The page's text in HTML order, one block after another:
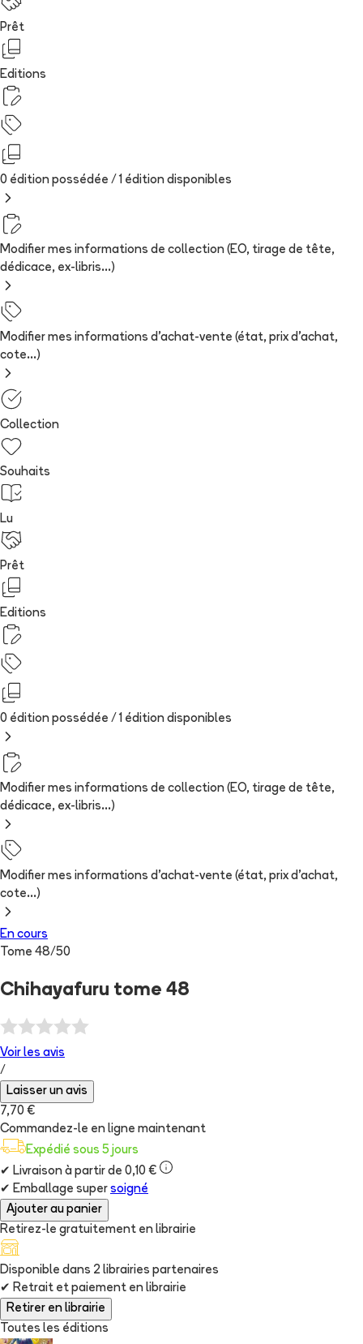
Prêt
Editions
0 édition possédée / 1 édition disponibles
Modifier mes informations de collection (EO, tirage de tête,
dédicace, ex-libris...)
Modifier mes informations d'achat-vente (état, prix d'achat,
cote...)
Collection
Souhaits
Lu
Prêt
Editions
0 édition possédée / 1 édition disponibles
Modifier mes informations de collection (EO, tirage de tête,
dédicace, ex-libris...)
Modifier mes informations d'achat-vente (état, prix d'achat,
cote...)
En cours
Tome 48/50
Chihayafuru tome 48
Voir les avis
/
Laisser un avis
7,70 €
Commandez-le en ligne maintenant
Expédié sous 5 jours
✔ Livraison à partir de 0,10 €
✔ Emballage super soigné
Ajouter au panier
Retirez-le gratuitement en librairie
Disponible dans 2 librairies partenaires
✔ Retrait et paiement en librairie
Retirer en librairie
Toutes les éditions